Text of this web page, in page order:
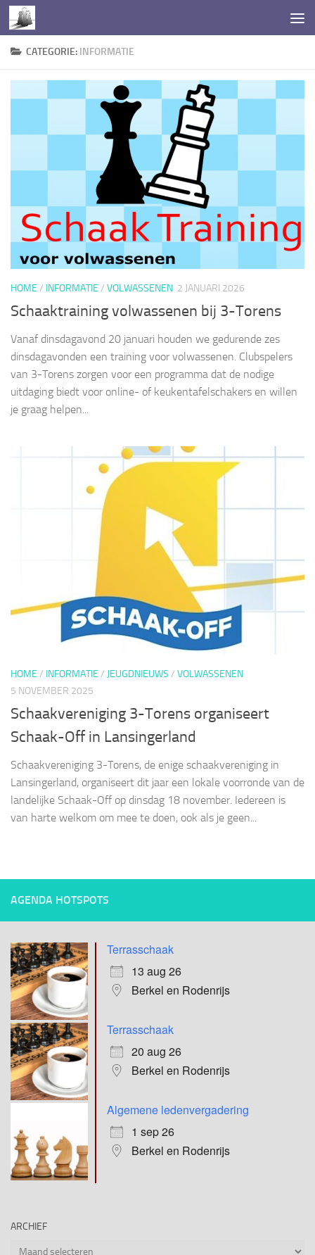
Doorgaan naar inhoud
CATEGORIE: INFORMATIE
HOME / INFORMATIE / VOLWASSENEN 2 JANUARI 2026
Schaaktraining volwassenen bij 3-Torens
Vanaf dinsdagavond 20 januari houden we gedurende zes
dinsdagavonden een training voor volwassenen. Clubspelers
van 3-Torens zorgen voor een programma dat de nodige
uitdaging biedt voor online- of keukentafelschakers en willen
je graag helpen...
HOME / INFORMATIE / JEUGDNIEUWS / VOLWASSENEN
5 NOVEMBER 2025
Schaakvereniging 3-Torens organiseert
Schaak-Off in Lansingerland
Schaakvereniging 3-Torens, de enige schaakvereniging in
Lansingerland, organiseert dit jaar een lokale voorronde van de
landelijke Schaak-Off op dinsdag 18 november. Iedereen is
van harte welkom om mee te doen, ook als je geen...
AGENDA HOTSPOTS
Terrasschaak
13 aug 26
Berkel en Rodenrijs
Terrasschaak
20 aug 26
Berkel en Rodenrijs
Algemene ledenvergadering
1 sep 26
Berkel en Rodenrijs
ARCHIEF
Archief